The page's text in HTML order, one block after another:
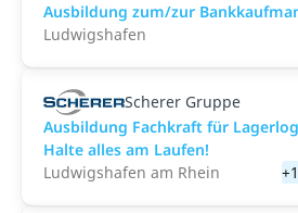
Ausbildung zum/zur
Ludwigshafen
Scherer Gruppe
Ausbildung Fachkraft für
Halte alles am Laufen!
Ludwigshafen am Rhein